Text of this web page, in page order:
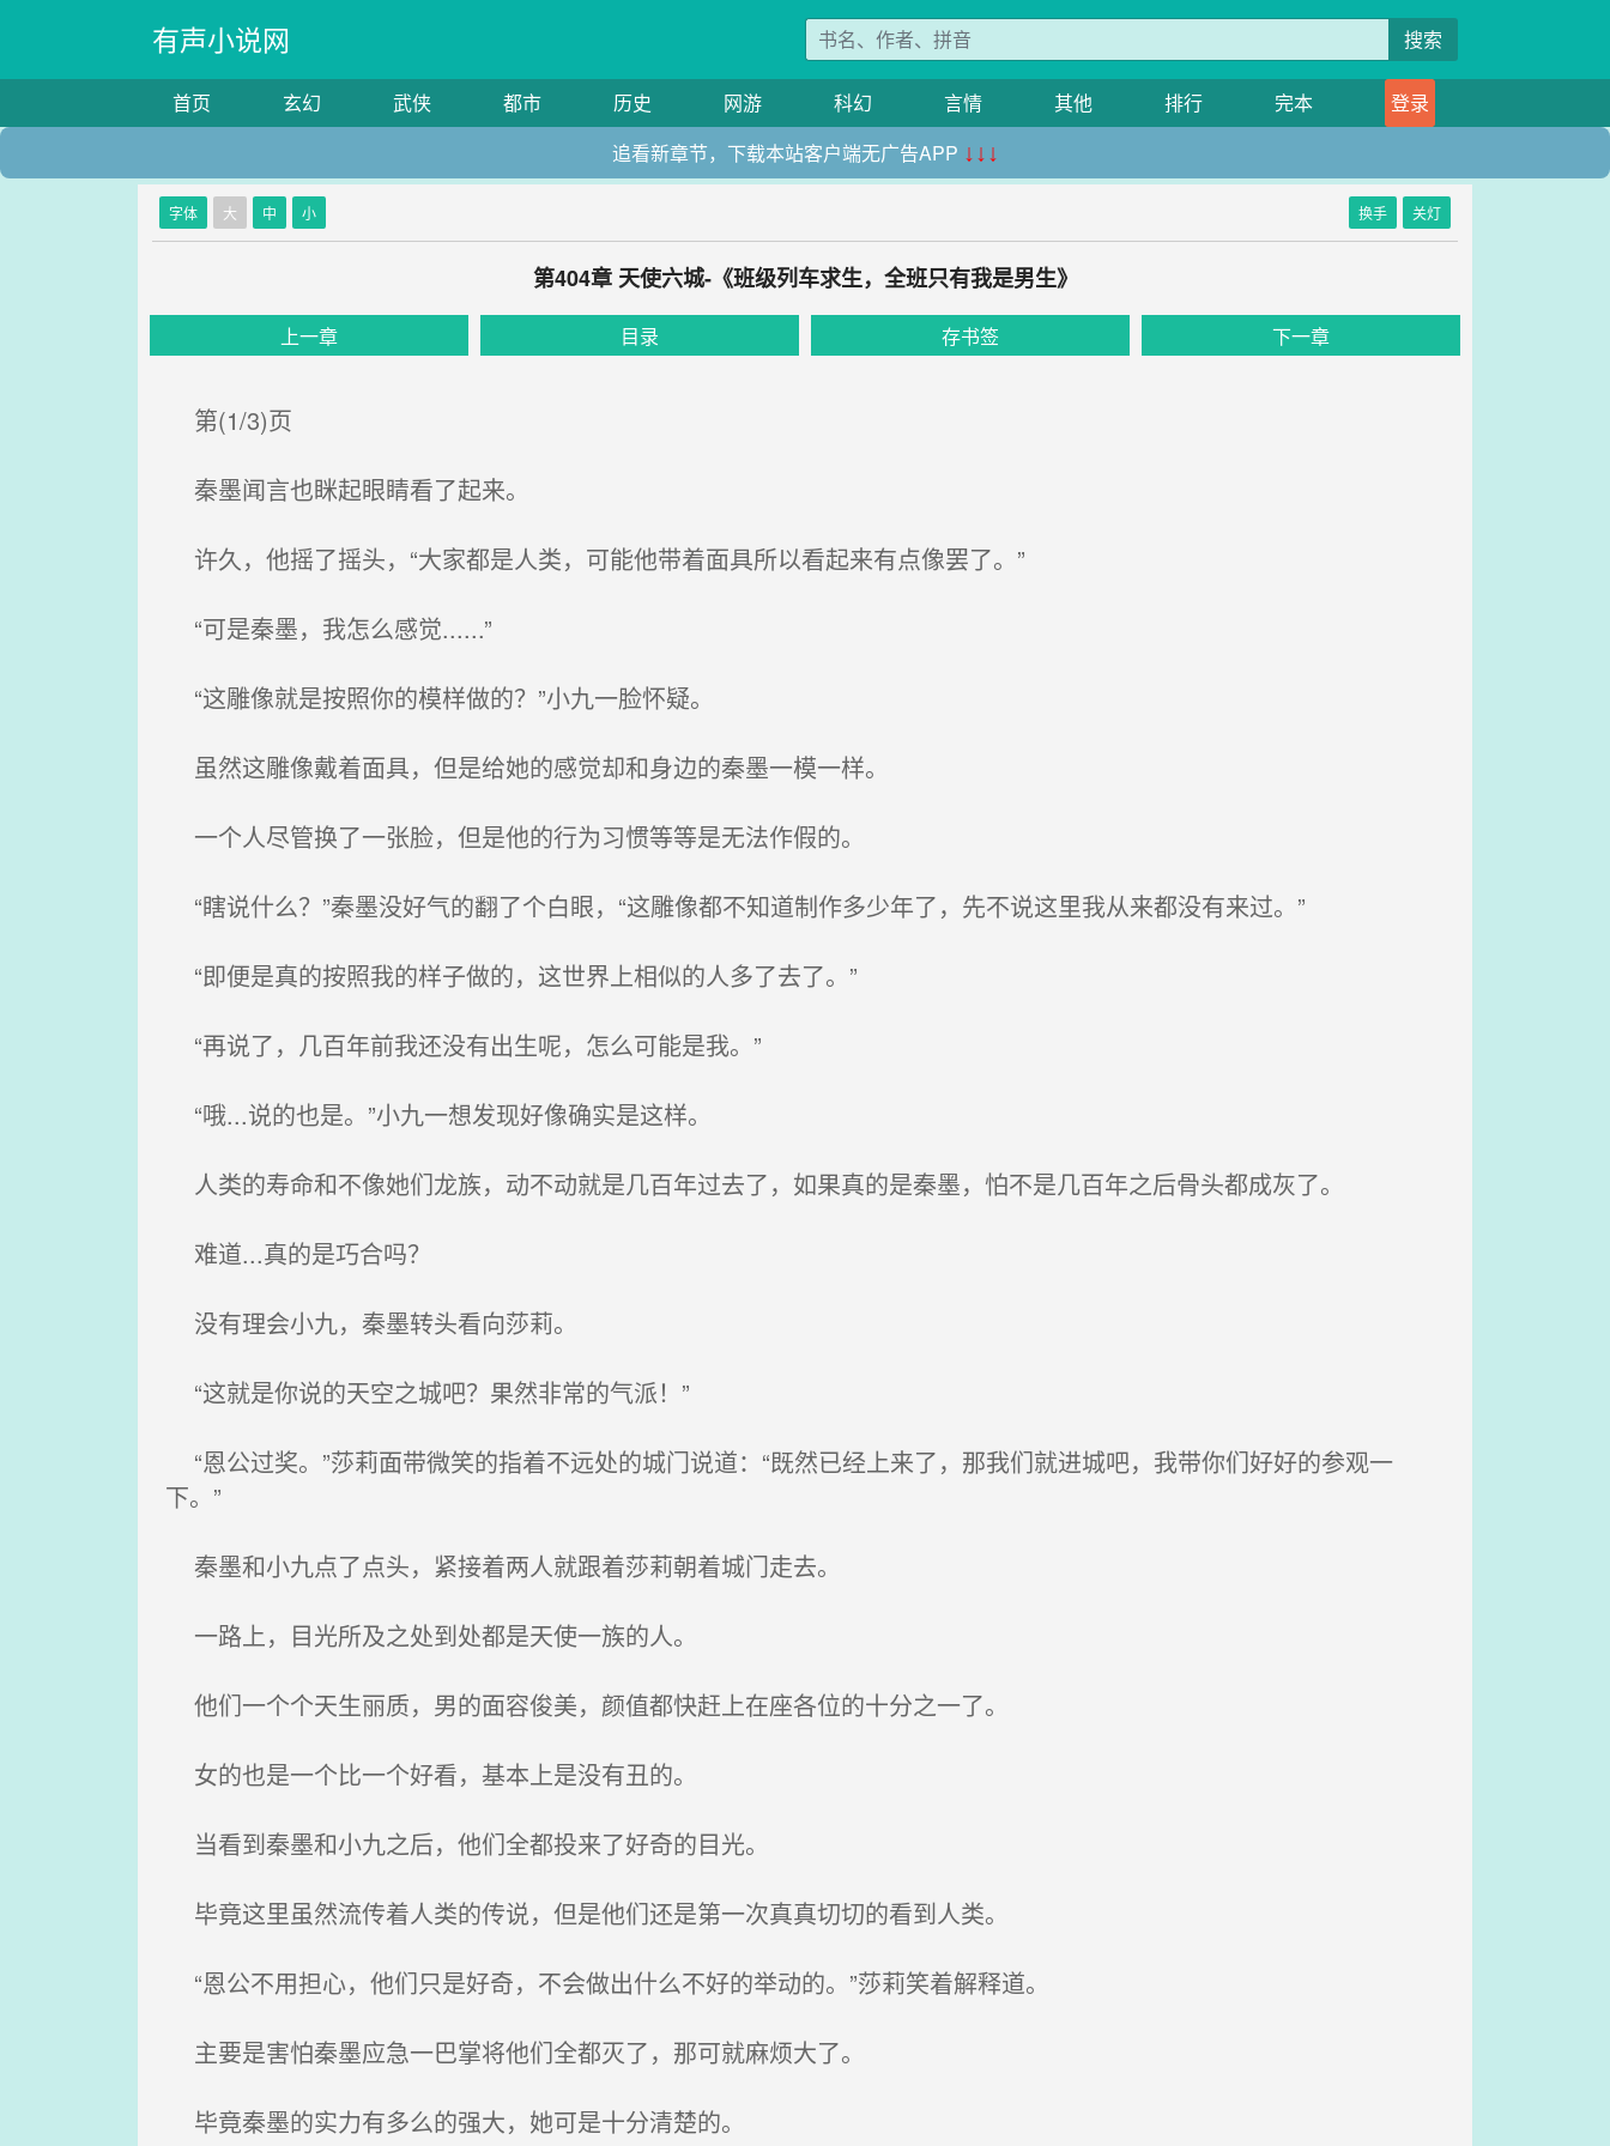
有声小说网 搜索
首页 玄幻 武侠 都市 历史 网游 科幻 言情 其他 排行 完本
登录
追看新章节，下载本站客户端无广告APP ↓↓↓
字体 大 中 小 换手 关灯
第404章 天使六城-《班级列车求生，全班只有我是男生》
上一章 目录 存书签 下一章
第(1/3)页
秦墨闻言也眯起眼睛看了起来。
许久，他摇了摇头，“大家都是人类，可能他带着面具所以看起来有点像罢了。”
“可是秦墨，我怎么感觉......”
“这雕像就是按照你的模样做的？”小九一脸怀疑。
虽然这雕像戴着面具，但是给她的感觉却和身边的秦墨一模一样。
一个人尽管换了一张脸，但是他的行为习惯等等是无法作假的。
“瞎说什么？”秦墨没好气的翻了个白眼，“这雕像都不知道制作多少年了，先不说这里我从来都没有来过。”
“即便是真的按照我的样子做的，这世界上相似的人多了去了。”
“再说了，几百年前我还没有出生呢，怎么可能是我。”
“哦...说的也是。”小九一想发现好像确实是这样。
人类的寿命和不像她们龙族，动不动就是几百年过去了，如果真的是秦墨，怕不是几百年之后骨头都成灰了。
难道...真的是巧合吗？
没有理会小九，秦墨转头看向莎莉。
“这就是你说的天空之城吧？果然非常的气派！”
“恩公过奖。”莎莉面带微笑的指着不远处的城门说道：“既然已经上来了，那我们就进城吧，我带你们好好的参观一
下。”
秦墨和小九点了点头，紧接着两人就跟着莎莉朝着城门走去。
一路上，目光所及之处到处都是天使一族的人。
他们一个个天生丽质，男的面容俊美，颜值都快赶上在座各位的十分之一了。
女的也是一个比一个好看，基本上是没有丑的。
当看到秦墨和小九之后，他们全都投来了好奇的目光。
毕竟这里虽然流传着人类的传说，但是他们还是第一次真真切切的看到人类。
“恩公不用担心，他们只是好奇，不会做出什么不好的举动的。”莎莉笑着解释道。
主要是害怕秦墨应急一巴掌将他们全都灭了，那可就麻烦大了。
毕竟秦墨的实力有多么的强大，她可是十分清楚的。